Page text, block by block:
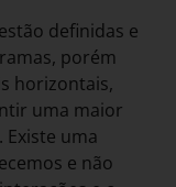
definidas e
porém
horizontais,
uma maior
uma
e não